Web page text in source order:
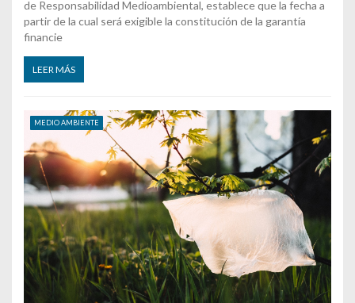
de Responsabilidad Medioambiental, establece que la fecha a
partir de la cual será exigible la constitución de la garantía
financie
LEER MÁS
MEDIO AMBIENTE